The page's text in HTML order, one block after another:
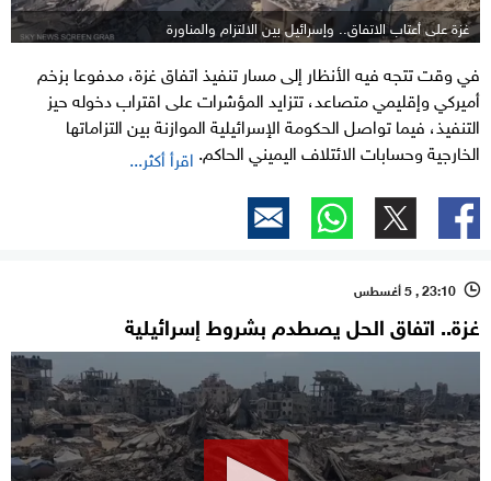
غزة على أعتاب الاتفاق.. وإسرائيل بين الالتزام والمناورة
في وقت تتجه فيه الأنظار إلى مسار تنفيذ اتفاق غزة، مدفوعا بزخم
أميركي وإقليمي متصاعد، تتزايد المؤشرات على اقتراب دخوله حيز
التنفيذ، فيما تواصل الحكومة الإسرائيلية الموازنة بين التزاماتها
الخارجية وحسابات الائتلاف اليميني الحاكم. اقرأ أكثر...
l 23:10 , 5 أغسطس
غزة.. اتفاق الحل يصطدم بشروط إسرائيلية
0
seconds
of
8
minutes,
27
seconds